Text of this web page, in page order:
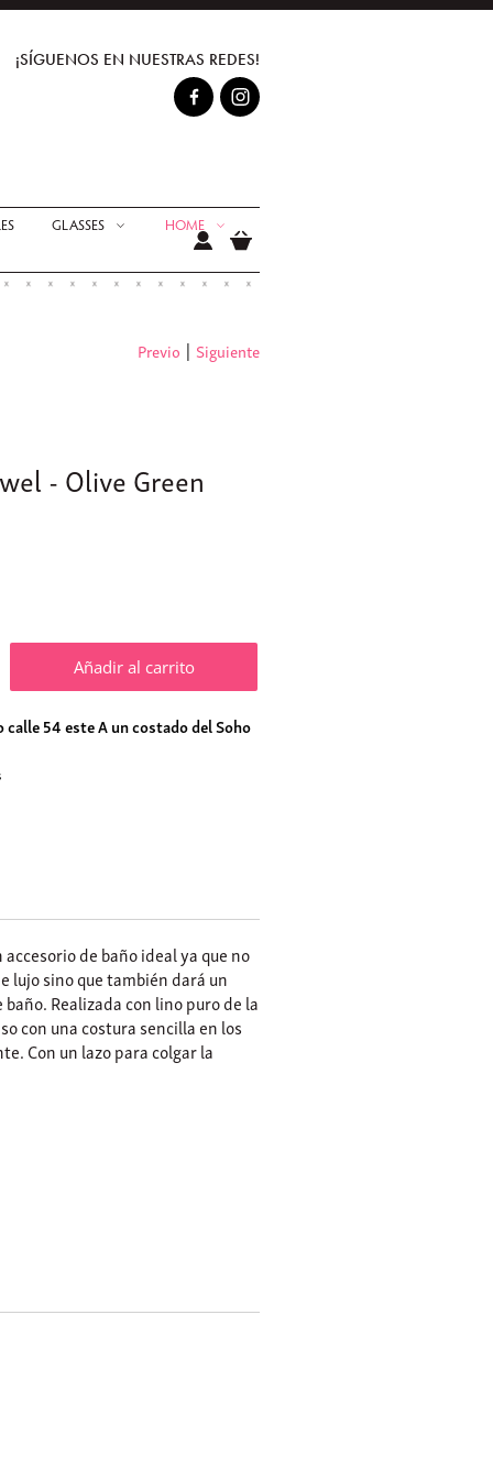
¡SÍGUENOS EN NUESTRAS REDES!
GLASSES HOME
Previo | Siguiente
- Olive Green
Añadir al carrito
calle 54 este A un costado del Soho
de baño ideal ya que no
lujo sino que también dará un
Realizada con lino puro de la
con una costura sencilla en los
Con un lazo para colgar la